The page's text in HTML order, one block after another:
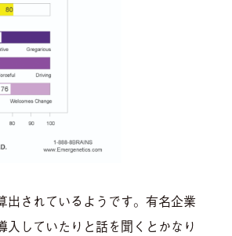
されているようです。有名企業
していたりと話を聞くとかなり